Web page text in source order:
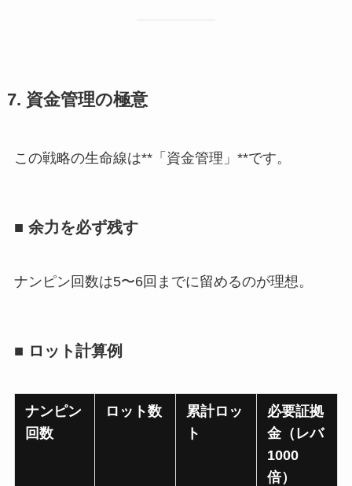
7. 資金管理の極意
この戦略の生命線は**「資金管理」**です。
■ 余力を必ず残す
ナンピン回数は5〜6回までに留めるのが理想。
■ ロット計算例
ナンピン
回数
ロット数
累計ロッ
ト
必要証拠
金（レバ
1000
倍）